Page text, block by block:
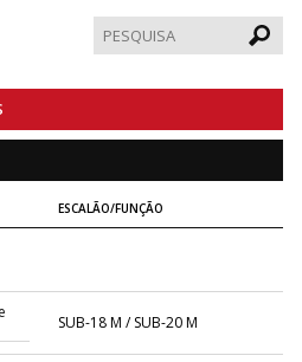
ESCALÃO/FUNÇÃO
SUB-18 M / SUB-20 M